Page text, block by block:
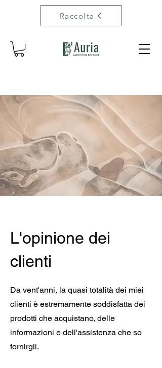
Raccolta
L'opinione dei
clienti
Da vent'anni, la quasi totalità dei miei
clienti è estremamente soddisfatta dei
prodotti che acquistano, delle
informazioni e dell'assistenza che so
fornirgli.